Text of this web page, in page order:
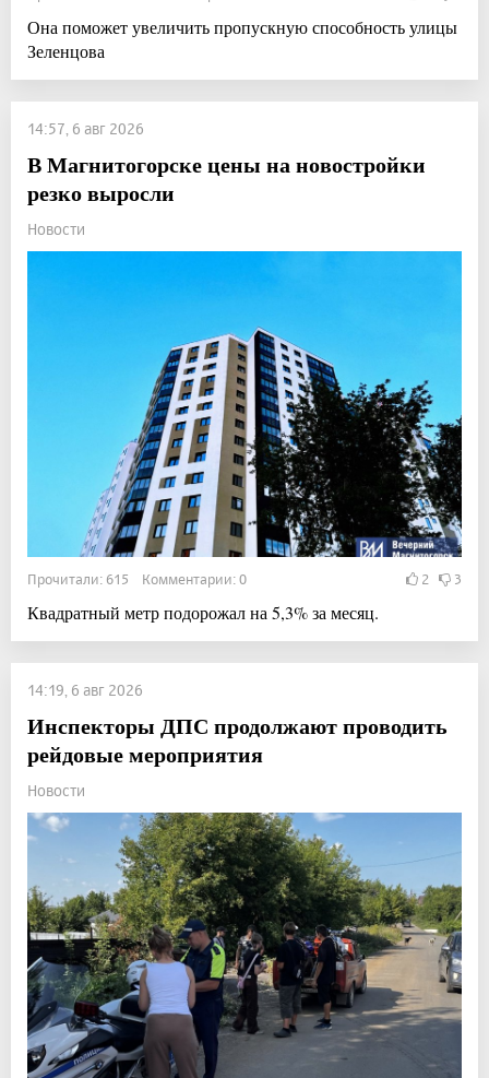
Она поможет увеличить пропускную способность улицы
Зеленцова
14:57, 6 авг 2026
В Магнитогорске цены на новостройки
резко выросли
Новости
Прочитали: 615 Комментарии: 0 2 3
Квадратный метр подорожал на 5,3% за месяц.
14:19, 6 авг 2026
Инспекторы ДПС продолжают проводить
рейдовые мероприятия
Новости